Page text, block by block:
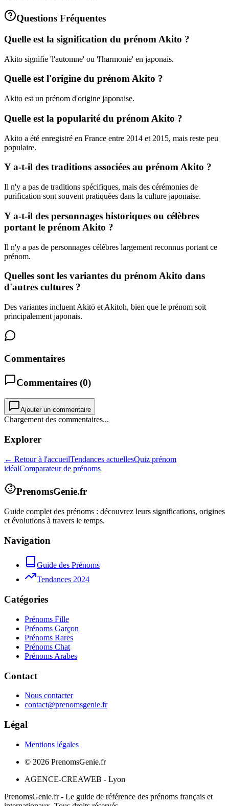
Questions Fréquentes
Quelle est la signification du prénom Akito ?
Akito signifie 'l'automne' ou 'l'harmonie' en japonais.
Quelle est l'origine du prénom Akito ?
Akito est un prénom d'origine japonaise.
Quelle est la popularité du prénom Akito ?
Akito a été enregistré en France entre 2014 et 2015, mais reste peu
populaire.
Y a-t-il des traditions associées au prénom Akito ?
Il n'y a pas de traditions spécifiques, mais des cérémonies de
purification sont souvent pratiquées dans la culture japonaise.
Y a-t-il des personnages historiques ou célèbres
portant le prénom Akito ?
Il n'y a pas de personnages célèbres largement reconnus portant ce
prénom.
Quelles sont les variantes du prénom Akito dans
d'autres cultures ?
Des variantes incluent Akitō et Akitoh, bien que le prénom soit
principalement japonais.
Commentaires
Commentaires (0)
Ajouter un commentaire
Chargement des commentaires...
Explorer
← Retour à l'accueilTendances actuellesQuiz prénom
idéalComparateur de prénoms
PrenomsGenie.fr
Guide complet des prénoms : découvrez leurs significations, origines
et évolutions à travers le temps.
Navigation
Guide des Prénoms
Tendances 2024
Catégories
Prénoms Fille
Prénoms Garçon
Prénoms Rares
Prénoms Chat
Prénoms Arabes
Contact
Nous contacter
contact@prenomsgenie.fr
Légal
Mentions légales
© 2026 PrenomsGenie.fr
AGENCE-CREAWEB - Lyon
PrenomsGenie.fr - Le guide de référence des prénoms français et